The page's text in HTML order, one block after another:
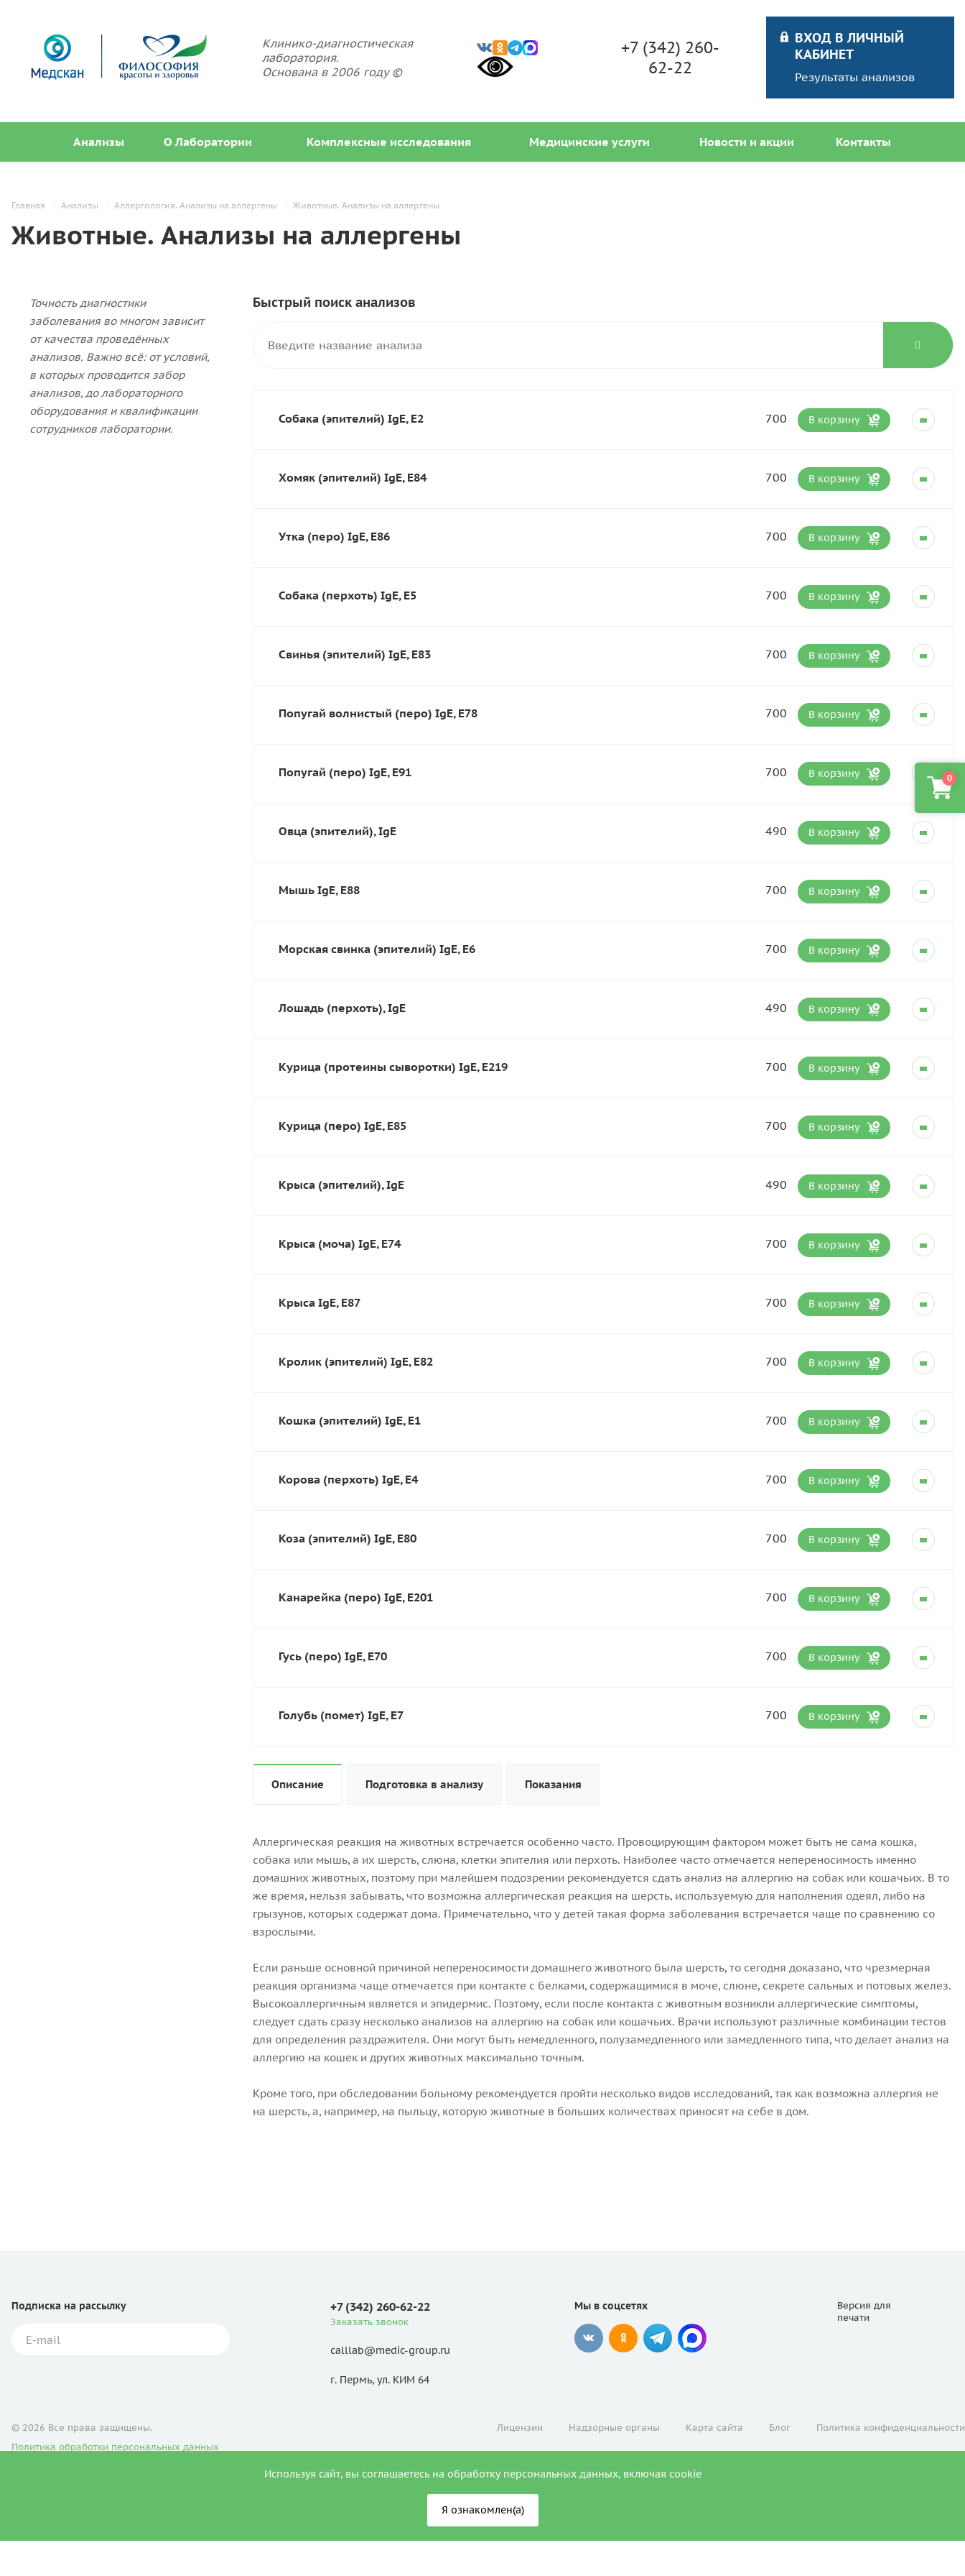
Используя сайт, вы соглашаетесь на обработку персональных данных, включая cookie
Я ознакомлен(а)
Клинико-диагностическая
лаборатория.
Основана в 2006 году ©
+7 (342) 260-
62-22
ВХОД В ЛИЧНЫЙ
КАБИНЕТ
Результаты анализов
Анализы О Лаборатории Комплексные исследования Медицинские услуги Новости и акции Контакты
0
Главная Анализы Аллергология. Анализы на аллергены Животные. Анализы на аллергены
Животные. Анализы на аллергены
Точность диагностики
заболевания во многом зависит
от качества проведённых
анализов. Важно всё: от условий,
в которых проводится забор
анализов, до лабораторного
оборудования и квалификации
сотрудников лаборатории.
Быстрый поиск анализов
В корзину
700
Собака (эпителий) IgE, E2
В корзину
700
Хомяк (эпителий) IgE, E84
В корзину
700
Утка (перо) IgE, E86
В корзину
700
Собака (перхоть) IgE, E5
В корзину
700
Свинья (эпителий) IgE, E83
В корзину
700
Попугай волнистый (перо) IgE, E78
В корзину
700
Попугай (перо) IgE, E91
В корзину
490
Овца (эпителий), IgE
В корзину
700
Мышь IgE, E88
В корзину
700
Морская свинка (эпителий) IgE, E6
В корзину
490
Лошадь (перхоть), IgE
В корзину
700
Курица (протеины сыворотки) IgE, E219
В корзину
700
Курица (перо) IgE, E85
В корзину
490
Крыса (эпителий), IgE
В корзину
700
Крыса (моча) IgE, E74
В корзину
700
Крыса IgE, E87
В корзину
700
Кролик (эпителий) IgE, E82
В корзину
700
Кошка (эпителий) IgE, E1
В корзину
700
Корова (перхоть) IgE, E4
В корзину
700
Коза (эпителий) IgE, E80
В корзину
700
Канарейка (перо) IgE, E201
В корзину
700
Гусь (перо) IgE, E70
В корзину
700
Голубь (помет) IgE, E7
Описание Подготовка в анализу Показания
Аллергическая реакция на животных встречается особенно часто. Провоцирующим фактором может быть не сама кошка,
собака или мышь, а их шерсть, слюна, клетки эпителия или перхоть. Наиболее часто отмечается непереносимость именно
домашних животных, поэтому при малейшем подозрении рекомендуется сдать анализ на аллергию на собак или кошачьих. В то
же время, нельзя забывать, что возможна аллергическая реакция на шерсть, используемую для наполнения одеял, либо на
грызунов, которых содержат дома. Примечательно, что у детей такая форма заболевания встречается чаще по сравнению со
взрослыми.
Если раньше основной причиной непереносимости домашнего животного была шерсть, то сегодня доказано, что чрезмерная
реакция организма чаще отмечается при контакте с белками, содержащимися в моче, слюне, секрете сальных и потовых желез.
Высокоаллергичным является и эпидермис. Поэтому, если после контакта с животным возникли аллергические симптомы,
следует сдать сразу несколько анализов на аллергию на собак или кошачьих. Врачи используют различные комбинации тестов
для определения раздражителя. Они могут быть немедленного, полузамедленного или замедленного типа, что делает анализ на
аллергию на кошек и других животных максимально точным.
Кроме того, при обследовании больному рекомендуется пройти несколько видов исследований, так как возможна аллергия не
на шерсть, а, например, на пыльцу, которую животные в больших количествах приносят на себе в дом.
Подписка на рассылку +7 (342) 260-62-22
Заказать звонок
calllab@medic-group.ru
г. Пермь, ул. КИМ 64
Мы в соцсетях
Версия для
печати
© 2026 Все права защищены.
Политика обработки персональных данных
Лицензии Надзорные органы Карта сайта Блог Политика конфиденциальности
ИМЕЮТСЯ ПРОТИВОПОКАЗАНИЯ. НЕОБХОДИМА КОНСУЛЬТАЦИЯ СПЕЦИАЛИСТА